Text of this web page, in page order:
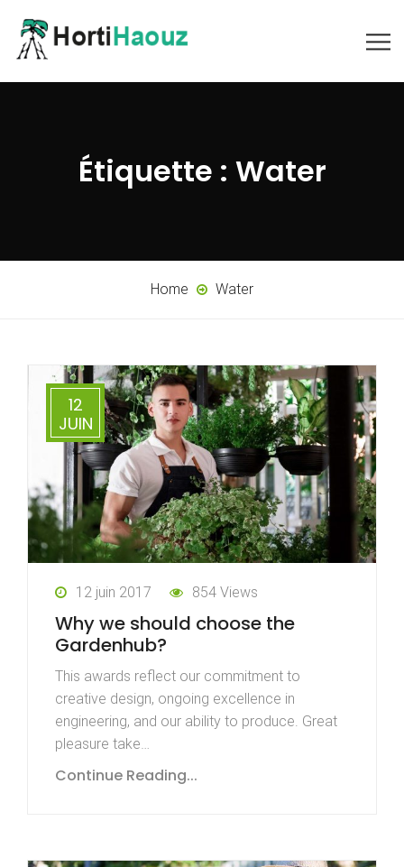
Étiquette : Water
Home Water
12
JUIN
12 juin 2017 854 Views
Why we should choose the
Gardenhub?
This awards reflect our commitment to
creative design, ongoing excellence in
engineering, and our ability to produce. Great
pleasure take…
Continue Reading...